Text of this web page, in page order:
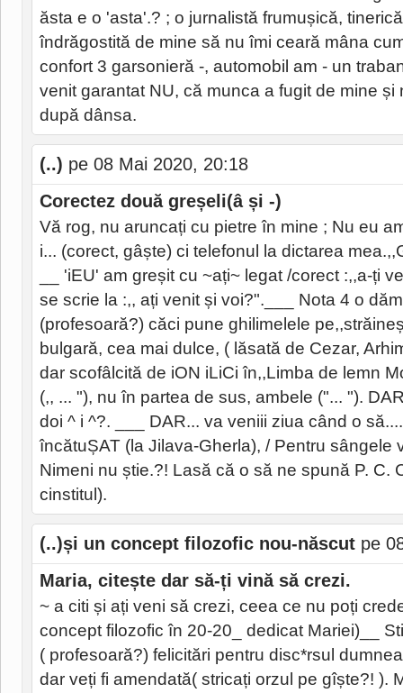
ăsta e o 'asta'.? ; o jurnalistă frumușică,
îndrăgostită de mine să nu îmi ceară mâna
confort 3 garsonieră -, automobil am - un
venit garantat NU, că munca a fugit de mine și
după dânsa.
(..) pe 08 Mai 2020, 20:18
Corectez două greșeli(â și -)
Vă rog, nu aruncați cu pietre în mine ; Nu eu
i... (corect, gâște) ci telefonul la dictarea
__ 'iEU' am greșit cu ~ați~ legat /corect :,,a-ți
se scrie la :,, ați venit și voi?".___ Nota 4 o
(profesoară?) căci pune ghilimelele
bulgară, cea mai dulce, ( lăsată de Cezar,
dar scofâlcită de iON iLiCi în,,Limba de lemn
(,, ... "), nu în partea de sus, ambele ("... ").
doi ^ i ^?. ___ DAR... va veniii ziua când o
încătuȘAT (la Jilava-Gherla), / Pentru sângele
Nimeni nu știe.?! Lasă că o să ne spună P. C.
cinstitul).
(..)și un concept filozofic nou-născut pe
Maria, citește dar să-ți vină să crezi.
~ a citi și ați veni să crezi, ceea ce nu poți
concept filozofic în 20-20_ dedicat Mariei)__
( profesoară?) felicitări pentru disc*rsul
dar veți fi amendată( stricați orzul pe gîște?! ).